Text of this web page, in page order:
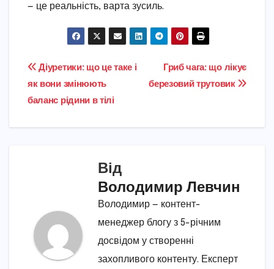
— це реальність, варта зусиль.
Навігація
записів
Гриб чага: що лікує
березовий трутовик
Діуретики: що це таке і
як вони змінюють
баланс рідини в тілі
Від
Володимир Левчин
Володимир — контент-
менеджер блогу з 5-річним
досвідом у створенні
захопливого контенту. Експерт